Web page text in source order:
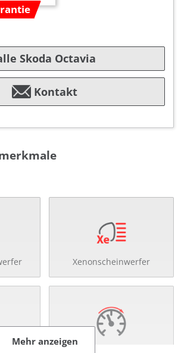
Skoda Octavia
Kontakt
Xenonscheinwerfer
Mehr anzeigen